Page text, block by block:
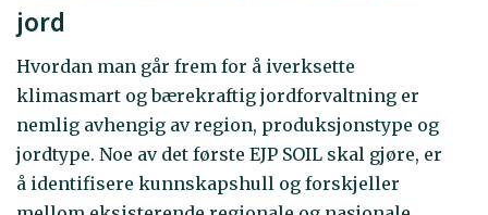
jord
Hvordan man går frem for å iverksette
klimasmart og bærekraftig jordforvaltning er
nemlig avhengig av region, produksjonstype og
jordtype. Noe av det første EJP SOIL skal gjøre, er
å identifisere kunnskapshull og forskjeller